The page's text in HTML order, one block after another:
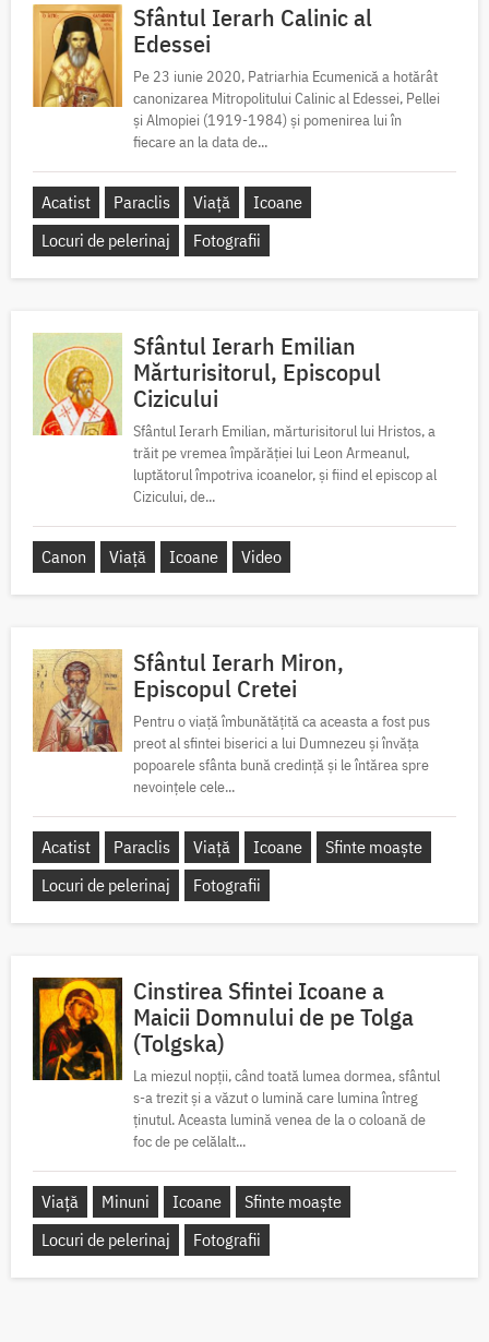
Sfântul Ierarh Calinic al
Edessei
Pe 23 iunie 2020, Patriarhia Ecumenică a hotărât
canonizarea Mitropolitului Calinic al Edessei, Pellei
și Almopiei (1919-1984) și pomenirea lui în
fiecare an la data de...
Acatist Paraclis Viață
Icoane
Locuri de pelerinaj
Fotografii
Sfântul Ierarh Emilian
Mărturisitorul, Episcopul
Cizicului
Sfântul Ierarh Emilian, mărturisitorul lui Hristos, a
trăit pe vremea împărăției lui Leon Armeanul,
luptătorul împotriva icoanelor, și fiind el episcop al
Cizicului, de...
Canon Viață Icoane Video
Sfântul Ierarh Miron,
Episcopul Cretei
Pentru o viață îmbunătățită ca aceasta a fost pus
preot al sfintei biserici a lui Dumnezeu și învăța
popoarele sfânta bună credință și le întărea spre
nevoințele cele...
Acatist Paraclis Viață Icoane
Sfinte moaște
Locuri de pelerinaj
Fotografii
Cinstirea Sfintei Icoane a
Maicii Domnului de pe Tolga
(Tolgska)
La miezul nopții, când toată lumea dormea, sfântul
s-a trezit și a văzut o lumină care lumina întreg
ținutul. Aceasta lumină venea de la o coloană de
foc de pe celălalt...
Viață Minuni Icoane
Sfinte moaște
Locuri de pelerinaj
Fotografii